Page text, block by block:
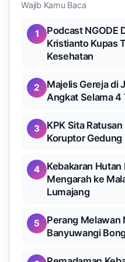
Wajib Kamu Baca
1
Podcast NGODE
Kristianto Kupas
Kesehatan
2
Majelis Gereja di
Angkat Selama 4
3
KPK Sita
Koruptor
4
Kebakaran
Mengarah ke
Lumajang
5
Perang Melawan
Banyuwangi